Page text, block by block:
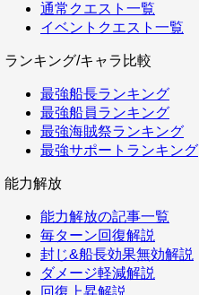
通常クエスト一覧
イベントクエスト一覧
ランキング/キャラ比較
最強船長ランキング
最強船員ランキング
最強海賊祭ランキング
最強サポートランキング
能力解放
能力解放の記事一覧
毎ターン回復解説
封じ&船長効果無効解説
ダメージ軽減解説
回復上昇解説